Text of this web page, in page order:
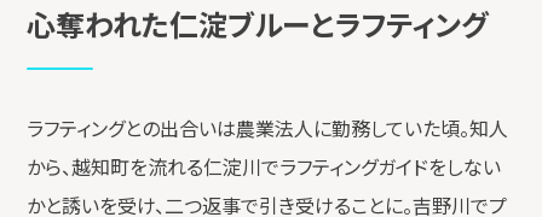
心奪われた仁淀ブルーとラフティング
ラフティングとの出合いは農業法人に勤務していた頃。知人
から、越知町を流れる仁淀川でラフティングガイドをしない
かと誘いを受け、二つ返事で引き受けることに。吉野川でプ